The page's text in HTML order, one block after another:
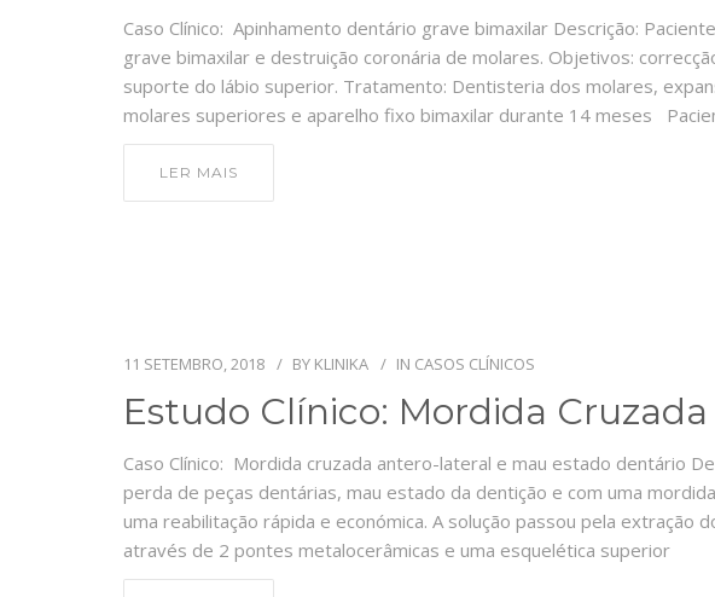
Caso Clínico: Apinhamento dentário grave bimaxilar Descrição:
grave bimaxilar e destruição coronária de molares. Objetivos:
suporte do lábio superior. Tratamento: Dentisteria dos molares,
molares superiores e aparelho fixo bimaxilar durante 14 meses
LER MAIS
11 SETEMBRO, 2018 BY KLINIKA IN CASOS CLÍNICOS
Estudo Clínico: Mordida
Caso Clínico: Mordida cruzada antero-lateral e mau estado dentário
perda de peças dentárias, mau estado da dentição e com uma
uma reabilitação rápida e económica. A solução passou pela extração
através de 2 pontes metalocerâmicas e uma esquelética superior